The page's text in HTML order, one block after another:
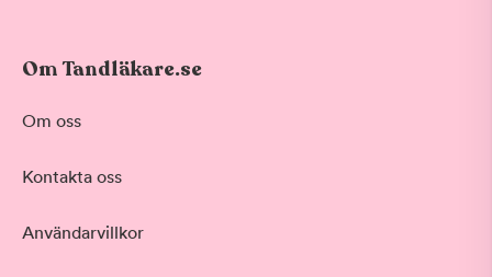
Om Tandläkare.se
Om oss
Kontakta oss
Användarvillkor